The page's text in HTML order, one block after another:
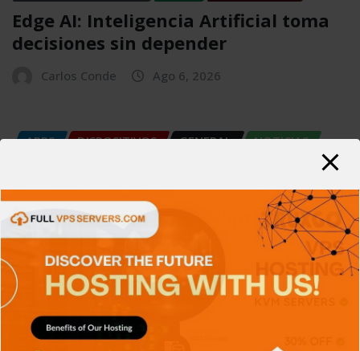
Edge AI: Inteligencia Artificial toma
decisiones sin depender
Carlos Conde Ago 6, 2026
APPS DISPOSITIVOS GENERAL
NOTICIAS
SIN CATEGORÍA
TECH TECNOLOGÍA
Criptografía de Curva Elíptica (ECC):
Más seguridad
Carlos Conde Ago 6, 2026
APPS GENERAL